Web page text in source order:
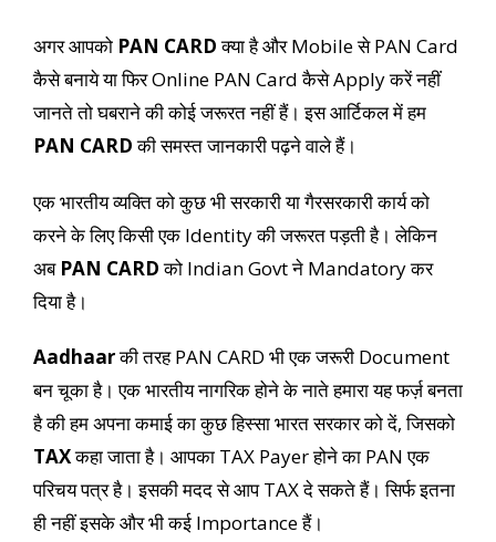
अगर आपको PAN CARDक्या है और Mobile से PAN Card
कैसे बनाये या फिर Online PAN Card कैसे Apply करें नहीं
जानते तो घबराने की कोई जरूरत नहीं हैं। इस आर्टिकल में हम
PAN CARDकी समस्त जानकारी पढ़ने वाले हैं।
एक भारतीय व्यक्ति को कुछ भी सरकारी या गैरसरकारी कार्य को
करने के लिए किसी एक Identity की जरूरत पड़ती है। लेकिन
अब PAN CARDको Indian Govt ने Mandatory कर
दिया है।
Aadhaarकी तरह PAN CARD भी एक जरूरी Document
बन चूका है। एक भारतीय नागरिक होने के नाते हमारा यह फर्ज़ बनता
है की हम अपना कमाई का कुछ हिस्सा भारत सरकार को दें, जिसको
TAXकहा जाता है। आपका TAX Payer होने का PAN एक
परिचय पत्र है। इसकी मदद से आप TAX दे सकते हैं। सिर्फ इतना
ही नहीं इसके और भी कई Importance हैं।